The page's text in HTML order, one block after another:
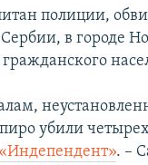
полиции,
в городе
убили
. –